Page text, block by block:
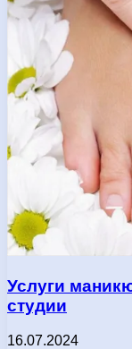
Услуги
студии
16.07.2024